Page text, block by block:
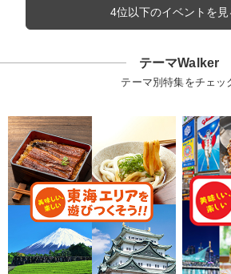
4位以下のイベントを見
テーマWalker
テーマ別特集をチェッ